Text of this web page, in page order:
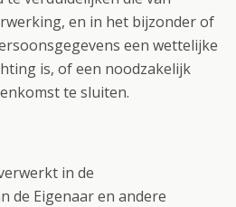
en in het bijzonder of
een wettelijke
is, of een noodzakelijk
te sluiten.
in de
de Eigenaar en andere